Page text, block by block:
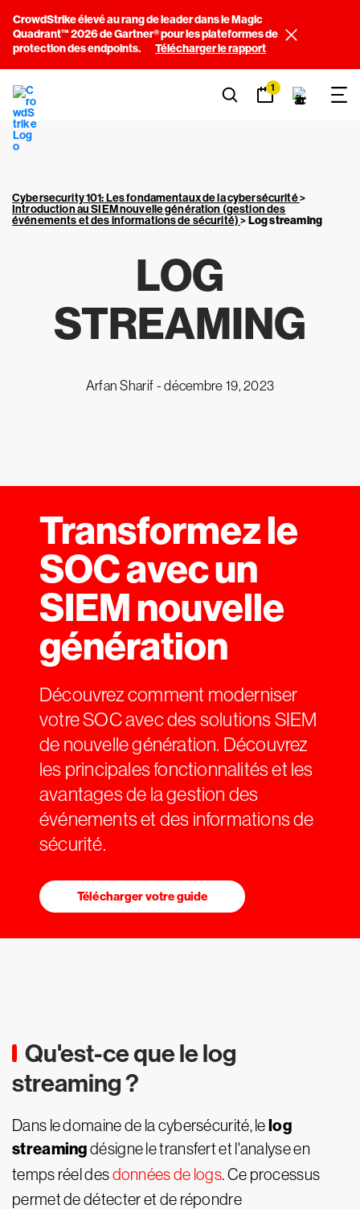
CrowdStrike élevé au rang de leader dans le Magic
Quadrant™ 2026 de Gartner® pour les plateformes de
protection des endpoints.
Télécharger le rapport
1
Cybersecurity 101: Les fondamentaux de la cybersécurité>
Introduction au SIEM nouvelle génération (gestion des
événements et des informations de sécurité)>Log streaming
LOG
STREAMING
Arfan Sharif -décembre 19, 2023
Transformez le
SOC avec un
SIEM nouvelle
génération
Découvrez comment moderniser
votre SOC avec des solutions SIEM
de nouvelle génération. Découvrez
les principales fonctionnalités et les
avantages de la gestion des
événements et des informations de
sécurité.
Télécharger votre guide
Qu'est-ce que le log
streaming ?
Dans le domaine de la cybersécurité, lelog
streamingdésigne le transfert et l'analyse en
temps réel desdonnées de logs. Ce processus
permet de détecter et de répondre